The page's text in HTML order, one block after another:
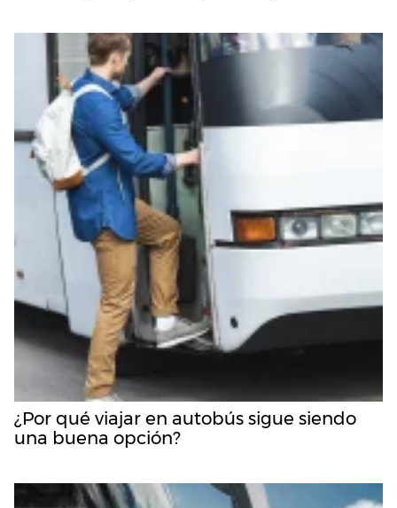
¿Por qué viajar en autobús sigue siendo
una buena opción?